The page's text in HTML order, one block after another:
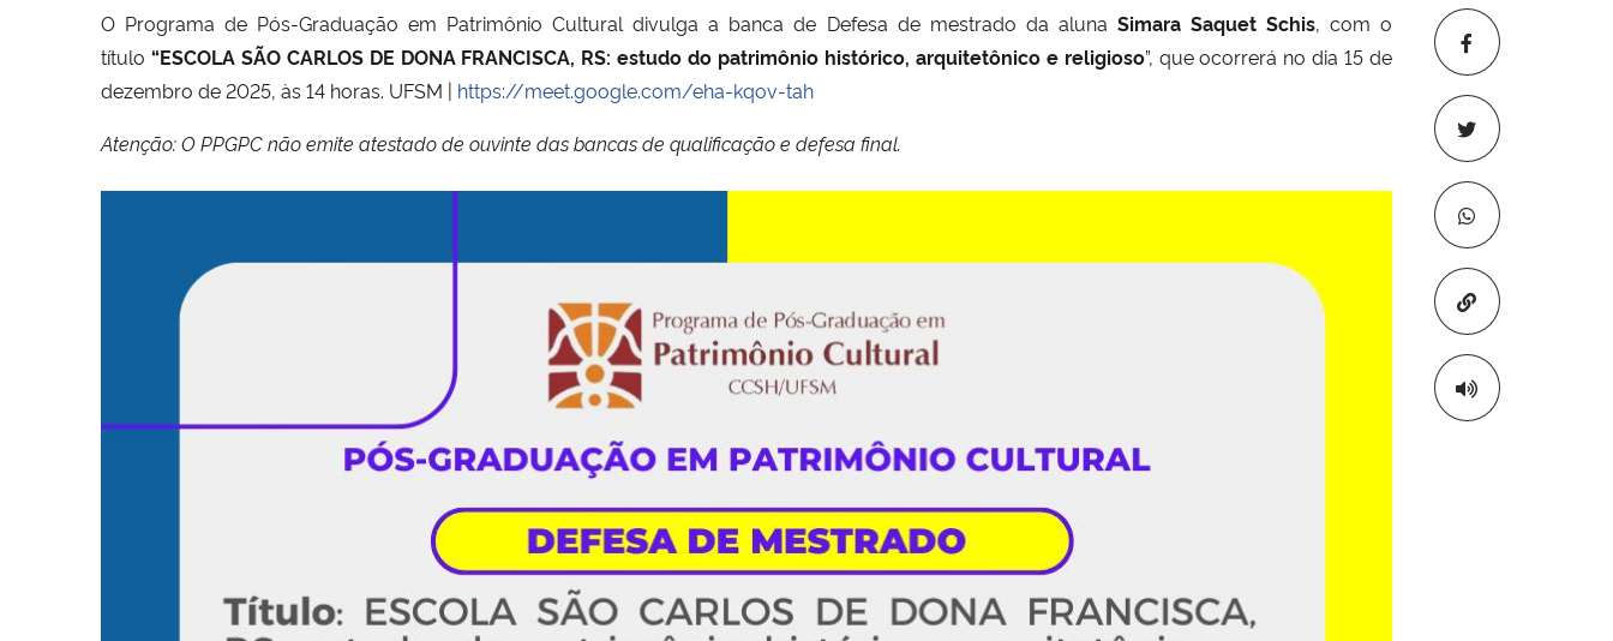
Copiar para
O Programa de Pós-Graduação em Patrimônio Cultural divulga a banca de Defesa de mestrado da aluna Simara Saquet Schis, com o
título “ESCOLA SÃO CARLOS DE DONA FRANCISCA, RS: estudo do patrimônio histórico, arquitetônico e religioso”, que ocorrerá no dia 15 de
dezembro de 2025, às 14 horas. UFSM | https://meet.google.com/eha-kqov-tah
Atenção: O PPGPC não emite atestado de ouvinte das bancas de qualificação e defesa final.